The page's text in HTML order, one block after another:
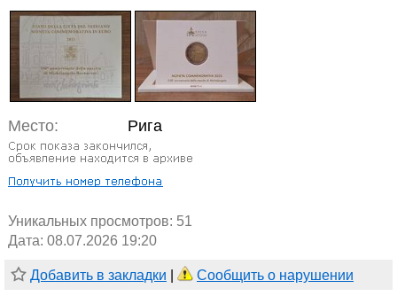
Место: Рига
Уникальных просмотров: 51
Дата: 08.07.2026 19:20
Добавить в закладки Сообщить о нарушении